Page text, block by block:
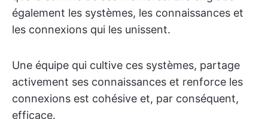
également les systèmes, les connaissances et
les connexions qui les unissent.
Une équipe qui cultive ces systèmes, partage
activement ses connaissances et renforce les
connexions est cohésive et, par conséquent,
efficace.